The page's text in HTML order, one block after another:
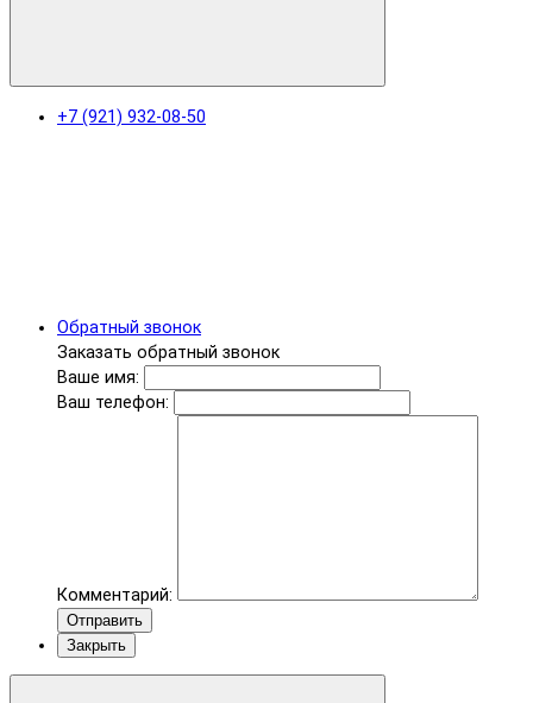
+7 (921) 932-08-50
Обратный звонок
Заказать обратный звонок
Ваше имя:
Ваш телефон:
Комментарий:
Отправить
Закрыть